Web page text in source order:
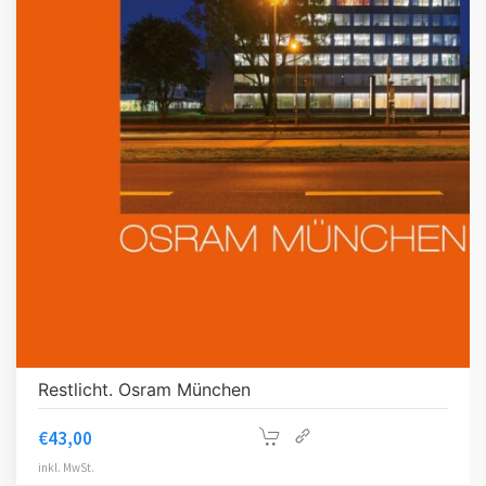
Restlicht. Osram München
€43,00
inkl. MwSt.